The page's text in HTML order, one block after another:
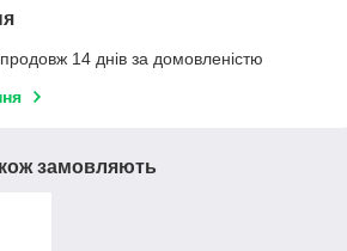
14 днів за домовленістю
замовляють